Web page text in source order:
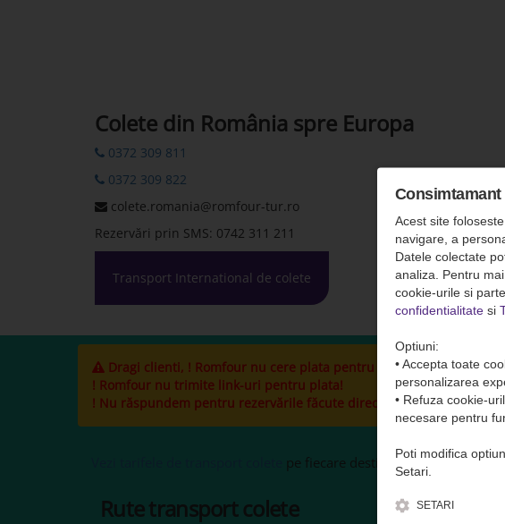
Colete din România spre Europa
0372 309 811
0372 309 822
colete.romania@romfour-tur.ro
Rezervări prin SMS: 0742 311 211
Transport International de colete
Dragi clienti, ! Romfour nu cere plata pentru colete( transport
! Romfour nu trimite link-uri pentru plata!
! Nu răspundem pentru rezervările făcute direct la șofer și cele
pe fiecare destinație, inclusiv
Rute transport colete
Acest site
navigare, a
Datele colectate
analiza. Pentru
cookie-urile si
confidentialitate si
Optiuni:
• Accepta toate
personalizarea
• Refuza cookie-
necesare pentru
Poti modifica
Setari.
SETARI